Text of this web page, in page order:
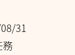
31
務